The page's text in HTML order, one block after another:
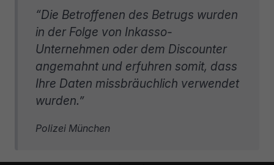
“Die Betroffenen des Betrugs wurden
in der Folge von Inkasso-
Unternehmen oder dem Discounter
angemahnt und erfuhren somit, dass
Ihre Daten missbräuchlich verwendet
wurden.”
Polizei München